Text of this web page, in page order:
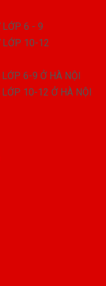
LỚP 6 - 9
LỚP 10-12
6-9 Ở HÀ NỘI
10-12 Ở HÀ NỘI